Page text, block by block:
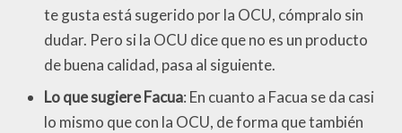
te gusta está sugerido por la OCU, cómpralo sin
dudar. Pero si la OCU dice que no es un producto
de buena calidad, pasa al siguiente.
Lo que sugiere Facua: En cuanto a Facua se da casi
lo mismo que con la OCU, de forma que también